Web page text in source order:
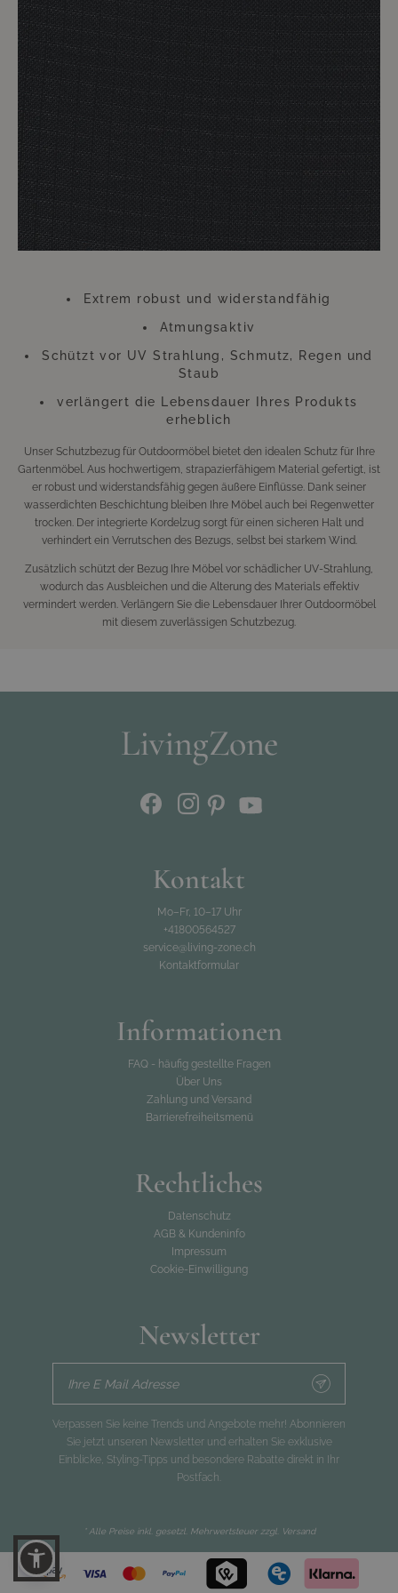
Ihre Möbel mit diesen Überzügen zu versehen ist im sprichwörtlichen
Handumdrehen erledigt. Der dadurch zu erzielende Nutzen hält ungleich
länger an. Die Überwürfe trotzen zu heftiger Einstrahlung von Sonne und
anderen ungünstigen Wetterverhältnissen. Gerade an diesem Zubehör
sollten Sie also keinesfalls sparen. Diese kleine Investition wird sich
Hundertfach auszahlen, so dass Sie sich lange Zeit an Ihren wie neu
aussehenden Möbeln werden erfreuen können.
Bitte beachten Sie, dass sich die Überzüge aufgrund der UV-Strahlung
farblich verändern können. Dies beeinträchtigt jedoch weder die
Funktion, noch die Langlebigkeit des Überzugs. Der Überzug besteht aus
"
Extrem robust und widerstandfähig
Atmungsaktiv
Schützt vor UV Strahlung, Schmutz, Regen und
Staub
verlängert die Lebensdauer Ihres Produkts
erheblich
Unser Schutzbezug für Outdoormöbel bietet den idealen Schutz für Ihre
Gartenmöbel. Aus hochwertigem, strapazierfähigem Material gefertigt, ist
er robust und widerstandsfähig gegen äußere Einflüsse. Dank seiner
wasserdichten Beschichtung bleiben Ihre Möbel auch bei Regenwetter
trocken. Der integrierte Kordelzug sorgt für einen sicheren Halt und
verhindert ein Verrutschen des Bezugs, selbst bei starkem Wind.
Zusätzlich schützt der Bezug Ihre Möbel vor schädlicher UV-Strahlung,
wodurch das Ausbleichen und die Alterung des Materials effektiv
vermindert werden. Verlängern Sie die Lebensdauer Ihrer Outdoormöbel
mit diesem zuverlässigen Schutzbezug.
Kontakt
Mo–Fr, 10–17 Uhr
+41800564527
service@living-zone.ch
Kontaktformular
Informationen
FAQ - häufig gestellte Fragen
Über Uns
Zahlung und Versand
Barrierefreiheitsmenü
Rechtliches
Datenschutz
AGB & Kundeninfo
Impressum
Cookie-Einwilligung
Newsletter
Ihre E Mail Adresse
Verpassen Sie keine Trends und Angebote mehr! Abonnieren
Sie jetzt unseren Newsletter und erhalten Sie exklusive
Einblicke, Styling-Tipps und besondere Rabatte direkt in Ihr
Postfach.
* Alle Preise inkl. gesetzl. Mehrwertsteuer zzgl. Versand